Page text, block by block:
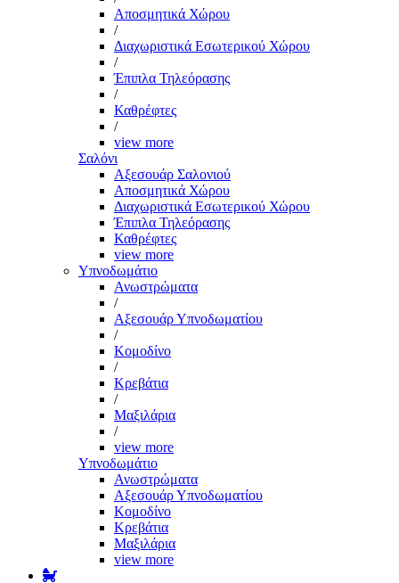
Αποσμητικά Χώρου
/
Διαχωριστικά Εσωτερικού Χώρου
/
Έπιπλα Τηλεόρασης
/
Καθρέφτες
/
view more
Σαλόνι
Αξεσουάρ Σαλονιού
Αποσμητικά Χώρου
Διαχωριστικά Εσωτερικού Χώρου
Έπιπλα Τηλεόρασης
Καθρέφτες
view more
Υπνοδωμάτιο
Ανωστρώματα
/
Αξεσουάρ Υπνοδωματίου
/
Κομοδίνο
/
Κρεβάτια
/
Μαξιλάρια
/
view more
Υπνοδωμάτιο
Ανωστρώματα
Αξεσουάρ Υπνοδωματίου
Κομοδίνο
Κρεβάτια
Μαξιλάρια
view more